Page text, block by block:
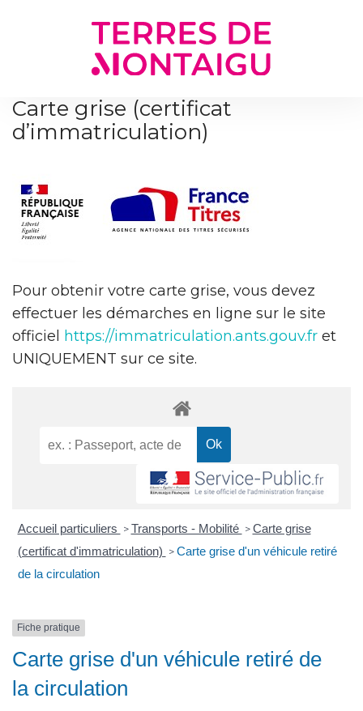
Carte grise (certificat
d’immatriculation)
Pour obtenir votre carte grise, vous devez
effectuer les démarches en ligne sur le site
officiel
https://immatriculation.ants.gouv.fr et
UNIQUEMENT sur ce site.
Accueil particuliers > Transports - Mobilité > Carte grise
(certificat d'immatriculation) > Carte grise d'un véhicule retiré
de la circulation
Fiche pratique
Carte grise d'un véhicule retiré de
la circulation